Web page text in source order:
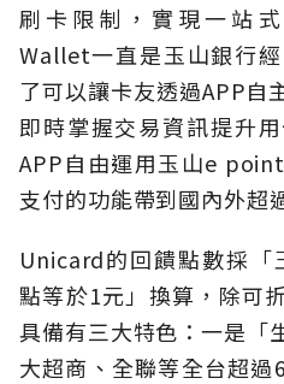
刷卡限制，實現一站
Wallet一直是玉山銀行
了可以讓卡友透過APP自
即時掌握交易資訊提升
APP自由運用玉山e
支付的功能帶到國內外超
Unicard的回饋點數採
點等於1元」換算，除可
具備有三大特色：一是「
大超商、全聯等全台超過